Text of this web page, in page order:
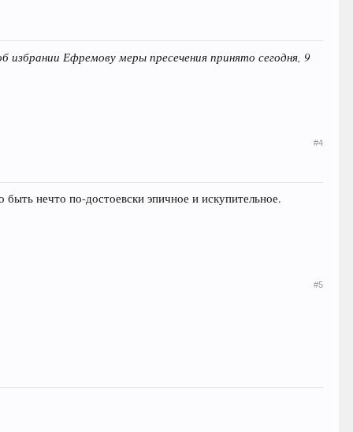
Ефремову меры пресечения принято сегодня, 9
#4
нечто по-достоевски эпичное и искупительное.
#5